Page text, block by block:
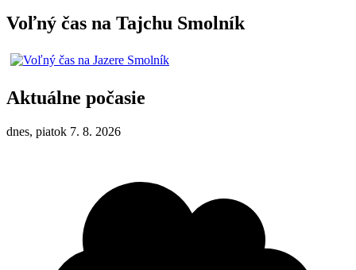
Voľný čas na Tajchu Smolník
Aktuálne počasie
dnes, piatok 7. 8. 2026